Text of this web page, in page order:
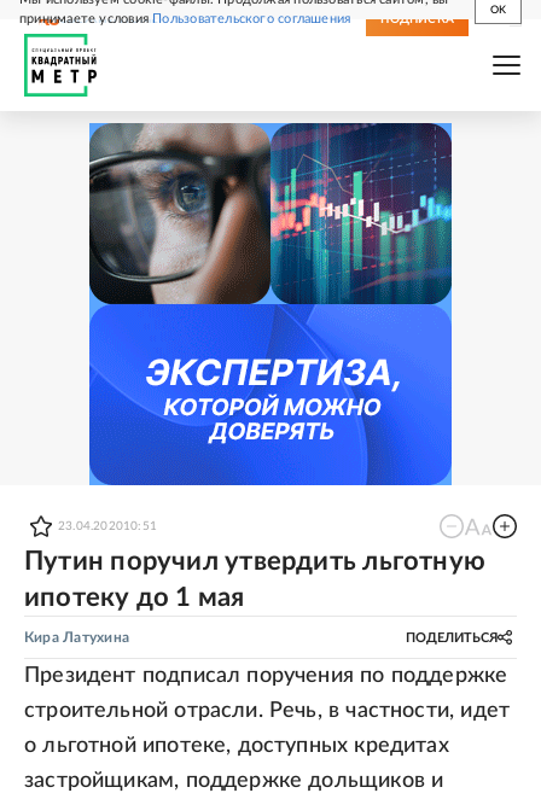
принимаете условияПользовательского соглашения
OK
СВЕЖИЙ НОМЕР ПОДПИСКА
23.04.202010:51
Путин поручил утвердить льготную
ипотеку до 1 мая
Кира Латухина ПОДЕЛИТЬСЯ
Президент подписал поручения по поддержке
строительной отрасли. Речь, в частности, идет
о льготной ипотеке, доступных кредитах
застройщикам, поддержке дольщиков и